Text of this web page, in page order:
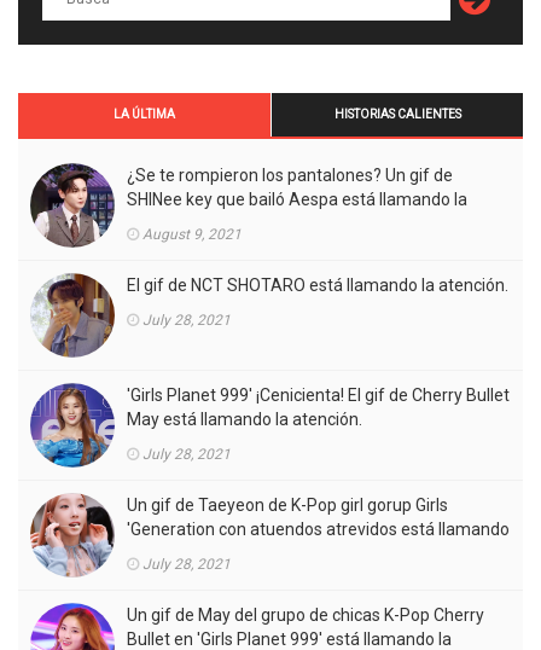
LA ÚLTIMA HISTORIAS CALIENTES
¿Se te rompieron los pantalones? Un gif de
SHINee key que bailó Aespa está llamando la
August 9, 2021
El gif de NCT SHOTARO está llamando la atención.
July 28, 2021
'Girls Planet 999' ¡Cenicienta! El gif de Cherry Bullet
May está llamando la atención.
July 28, 2021
Un gif de Taeyeon de K-Pop girl gorup Girls
'Generation con atuendos atrevidos está llamando
July 28, 2021
Un gif de May del grupo de chicas K-Pop Cherry
Bullet en 'Girls Planet 999' está llamando la